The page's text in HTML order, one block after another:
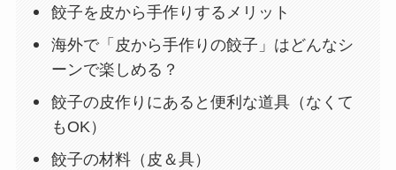
餃子を皮から手作りするメリット
海外で「皮から手作りの餃子」はどんなシ
ーンで楽しめる？
餃子の皮作りにあると便利な道具（なくて
もOK）
餃子の材料（皮＆具）